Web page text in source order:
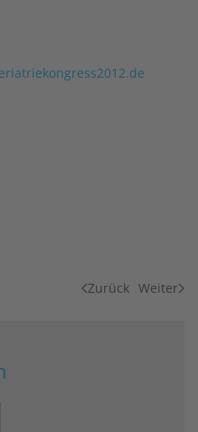
Zurück Weiter